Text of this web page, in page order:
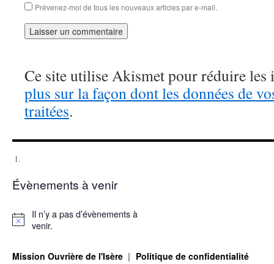
Prévenez-moi de tous les nouveaux articles par e-mail.
Ce site utilise Akismet pour réduire les
plus sur la façon dont les données de
traitées.
Évènements à venir
Notice
Il n’y a pas d’évènements à
venir.
Mission Ouvrière de l'Isère Politique de confidentialité